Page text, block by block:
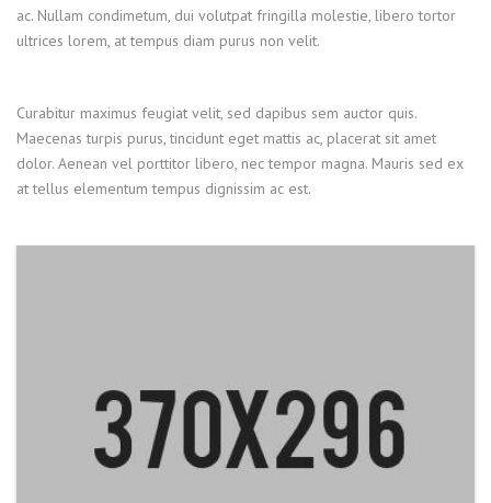
ac. Nullam condimetum, dui volutpat fringilla molestie, libero tortor
ultrices lorem, at tempus diam purus non velit.
Curabitur maximus feugiat velit, sed dapibus sem auctor quis.
Maecenas turpis purus, tincidunt eget mattis ac, placerat sit amet
dolor. Aenean vel porttitor libero, nec tempor magna. Mauris sed ex
at tellus elementum tempus dignissim ac est.